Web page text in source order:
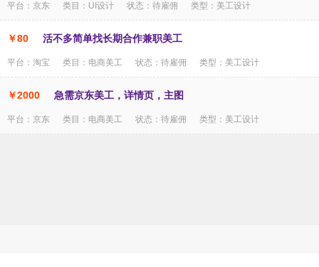
平台：京东 类目：UI设计 状态：待雇佣 类型：美工设计
￥80 活不多简单找长期合作兼职美工
平台：淘宝 类目：电商美工 状态：待雇佣 类型：美工设计
￥2000 急需京东美工，详情页，主图
平台：京东 类目：电商美工 状态：待雇佣 类型：美工设计